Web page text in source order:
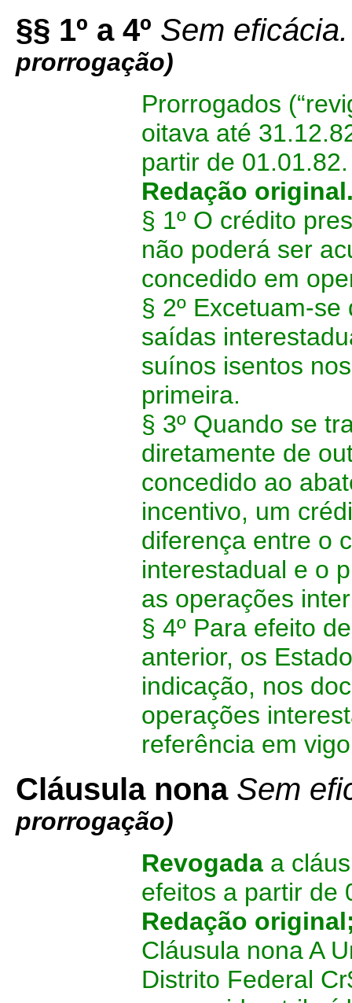
§§ 1º a 4º Sem eficácia.
prorrogação)
Prorrogados
oitava até
partir de 01.01.82.
Redação
§ 1º O crédito
não poderá ser
concedido em
§ 2º Excetuam-
saídas
suínos isentos
primeira.
§ 3º Quando se
diretamente de
concedido ao
incentivo, um
diferença entre o
interestadual e o
as operações
§ 4º Para efeito
anterior, os
indicação, nos
operações
referência em
Cláusula nona Sem
prorrogação)
Revogada a
efeitos a partir de
Redação
Cláusula nona A
Distrito Federal